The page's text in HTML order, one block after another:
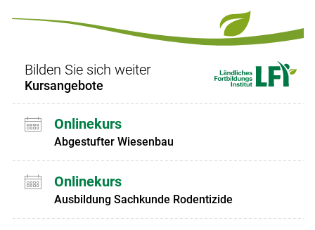
Bilden Sie sich weiter
Kursangebote
Onlinekurs
Abgestufter Wiesenbau
Onlinekurs
Ausbildung Sachkunde Rodentizide